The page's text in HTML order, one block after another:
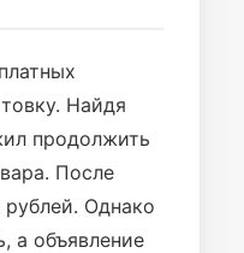
Найдя
продолжить
После
Однако
а объявление